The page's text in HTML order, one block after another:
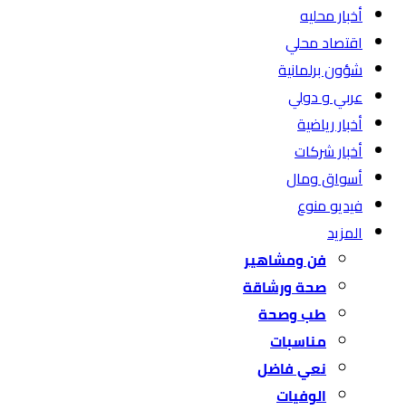
أخبار محليه
اقتصاد محلي
شؤون برلمانية
عربي و دولي
أخبار رياضية
أخبار شركات
أسواق ومال
فيديو منوع
المزيد
فن ومشاهير
صحة ورشاقة
طب وصحة
مناسبات
نعي فاضل
الوفيات